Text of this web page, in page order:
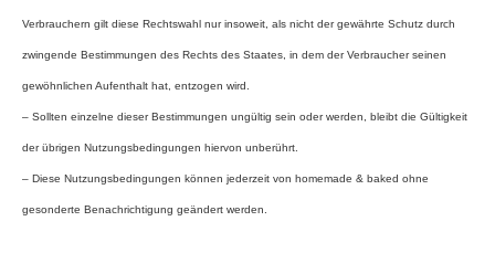
Verbrauchern gilt diese Rechtswahl nur insoweit, als nicht der gewährte Schutz durch
zwingende Bestimmungen des Rechts des Staates, in dem der Verbraucher seinen
gewöhnlichen Aufenthalt hat, entzogen wird.
– Sollten einzelne dieser Bestimmungen ungültig sein oder werden, bleibt die Gültigkeit
der übrigen Nutzungsbedingungen hiervon unberührt.
– Diese Nutzungsbedingungen können jederzeit von homemade & baked ohne
gesonderte Benachrichtigung geändert werden.